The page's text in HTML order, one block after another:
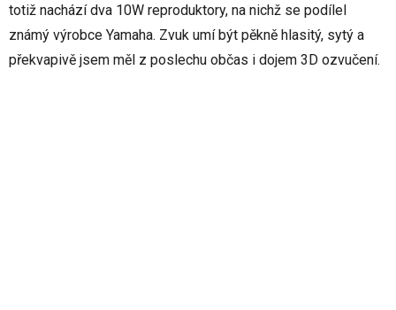
totiž nachází dva 10W reproduktory, na nichž se podílel
známý výrobce Yamaha. Zvuk umí být pěkně hlasitý, sytý a
překvapivě jsem měl z poslechu občas i dojem 3D ozvučení.